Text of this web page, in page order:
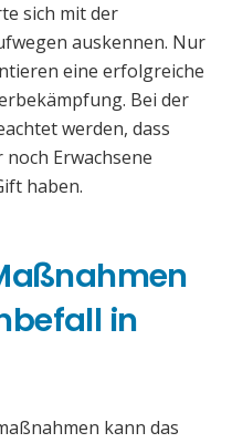
sich mit der
auskennen. Nur
eine erfolgreiche
Bei der
werden, dass
Erwachsene
haben.
in
kann das